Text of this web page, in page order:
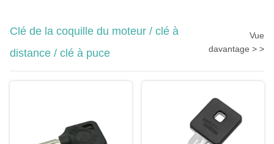
Clé de la coquille du moteur / clé à
distance / clé à puce
Vue
davantage > >